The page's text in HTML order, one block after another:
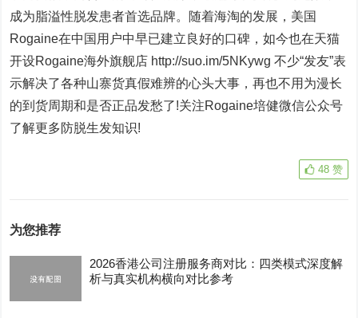
成为脂溢性脱发患者首选品牌。随着海淘的发展，美国
Rogaine在中国用户中早已建立良好的口碑，如今也在天猫
开设Rogaine海外旗舰店 http://suo.im/5NKywg 不少“发友”表
示解决了各种山寨货真假难辨的心头大事，再也不用为漫长
的到货周期和是否正品发愁了!关注Rogaine培健微信公众号
了解更多防脱生发知识!
48 赞
为您推荐
2026香港公司注册服务商对比：四类模式深度解
析与真实机构横向对比参考